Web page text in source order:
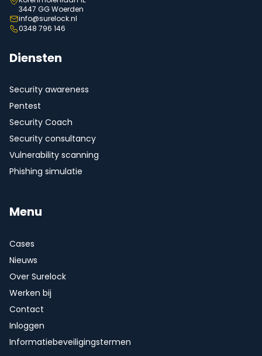
3447 GG Woerden
info@surelock.nl
0348 796 146
Diensten
Security awareness
Pentest
Security Coach
Security consultancy
Vulnerability scanning
Phishing simulatie
Menu
Cases
Nieuws
Over Surelock
Werken bij
Contact
Inloggen
Informatiebeveiligingstermen